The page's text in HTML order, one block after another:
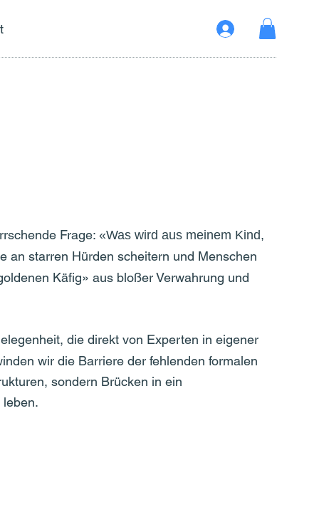
Frage: «Was wird aus meinem Kind,
an starren Hürden scheitern und Menschen
Käfig» aus bloßer Verwahrung und
die direkt von Experten in eigener
wir die Barriere der fehlenden formalen
sondern Brücken in ein